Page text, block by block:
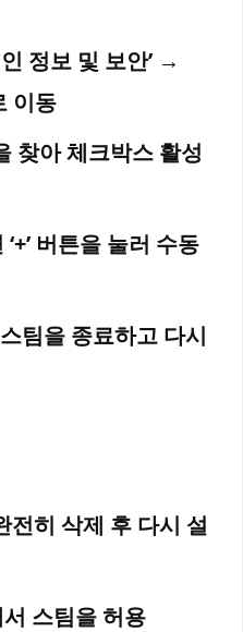
정보 및 보안’ →
이동
찾아 체크박스 활성
버튼을 눌러 수동
팀을 종료하고 다시
전히 삭제 후 다시 설
스팀을 허용